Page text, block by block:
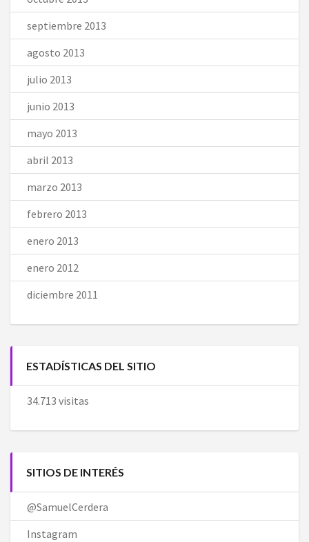
septiembre 2013
agosto 2013
julio 2013
junio 2013
mayo 2013
abril 2013
marzo 2013
febrero 2013
enero 2013
enero 2012
diciembre 2011
ESTADÍSTICAS DEL SITIO
34.713 visitas
SITIOS DE INTERÉS
@SamuelCerdera
Instagram